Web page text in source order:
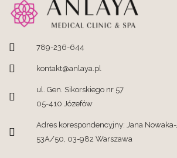
789-236-644
kontakt@anlaya.pl
ul. Gen. Sikorskiego nr 57
05-410 Józefów
Adres korespondencyjny: Jana
53A/50, 03-982 Warszawa